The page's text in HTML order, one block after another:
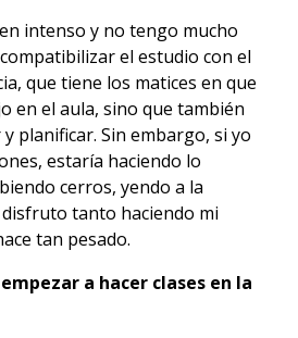
intenso y no tengo mucho
el estudio con el
que tiene los matices en que
en el aula, sino que también
planificar. Sin embargo, si yo
estaría haciendo lo
cerros, yendo a la
tanto haciendo mi
tan pesado.
a hacer clases en la